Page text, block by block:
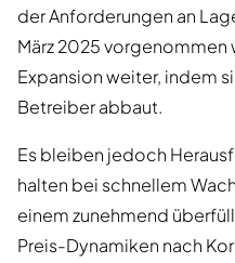
der Anforderungen an
März 2025
Expansion weiter, indem
Betreiber abbaut.
Es bleiben jedoch
halten bei schnellem
einem zunehmend
Preis-Dynamiken nach